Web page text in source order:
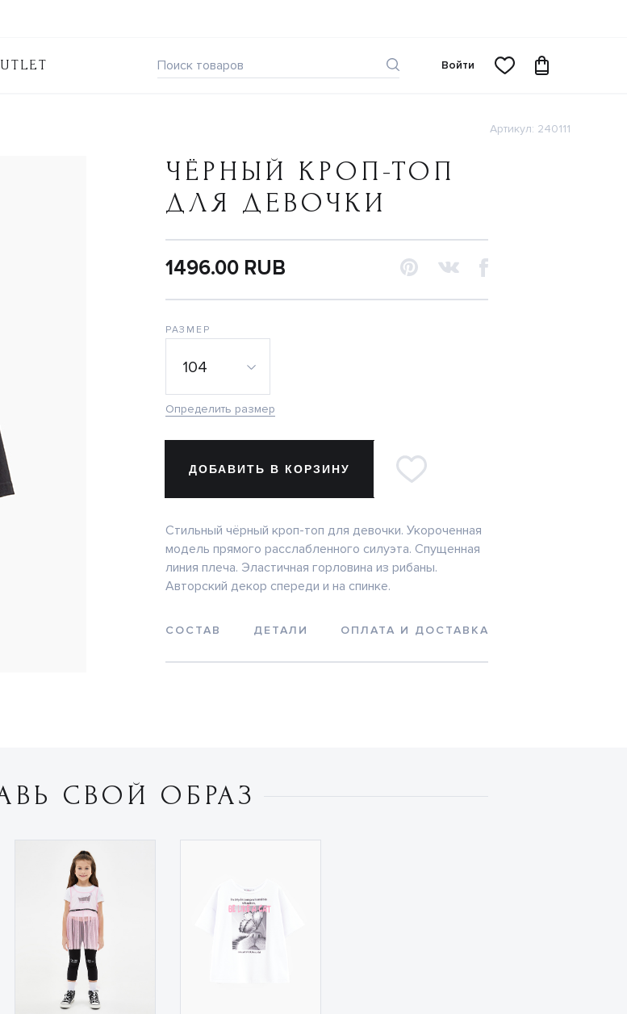
Войти
Артикул: 240111
ЧЁРНЫЙ КРОП-ТОП
ДЛЯ ДЕВОЧКИ
1496.00 RUB
РАЗМЕР
104
Определить размер
ДОБАВИТЬ В КОРЗИНУ
Стильный чёрный кроп-топ для девочки. Укороченная
модель прямого расслабленного силуэта. Спущенная
линия плеча. Эластичная горловина из рибаны.
Авторский декор спереди и на спинке.
СОСТАВ ДЕТАЛИ ОПЛАТА И ДОСТАВКА
СВОЙ ОБРАЗ